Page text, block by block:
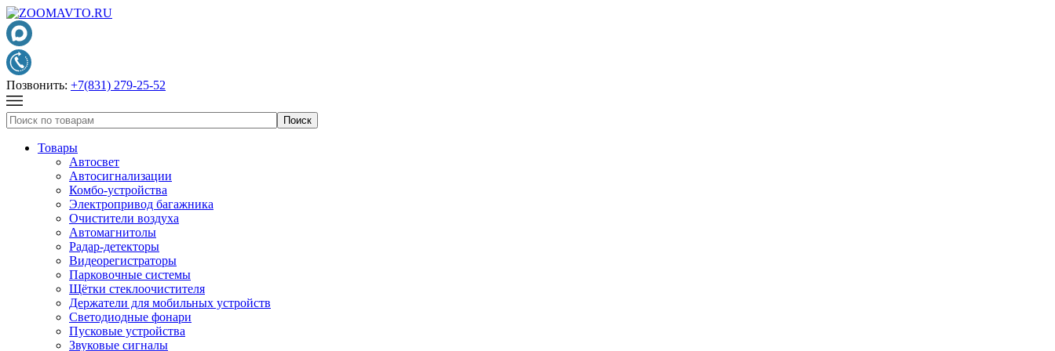
Позвонить: +7(831) 279-25-52
Товары
Автосвет
Автосигнализации
Комбо-устройства
Электропривод багажника
Очистители воздуха
Автомагнитолы
Радар-детекторы
Видеорегистраторы
Парковочные системы
Щётки стеклоочистителя
Держатели для мобильных устройств
Светодиодные фонари
Пусковые устройства
Звуковые сигналы